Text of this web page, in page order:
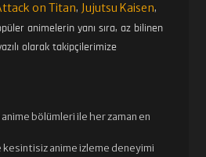
on Titan, Jujutsu Kaisen,
animelerin yanı sıra, az bilinen
olarak takipçilerimize
anime bölümleri ile her zaman en
kesintisiz anime izleme deneyimi